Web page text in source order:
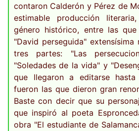
contaron Calderón y Pérez de
estimable producción
género histórico, entre las
"David perseguida"
tres partes: "Las
"Soledades de la vida" y
que llegaron a editarse
fueron las que dieron gran
Baste con decir que su
que inspiró al poeta
obra "El estudiante de